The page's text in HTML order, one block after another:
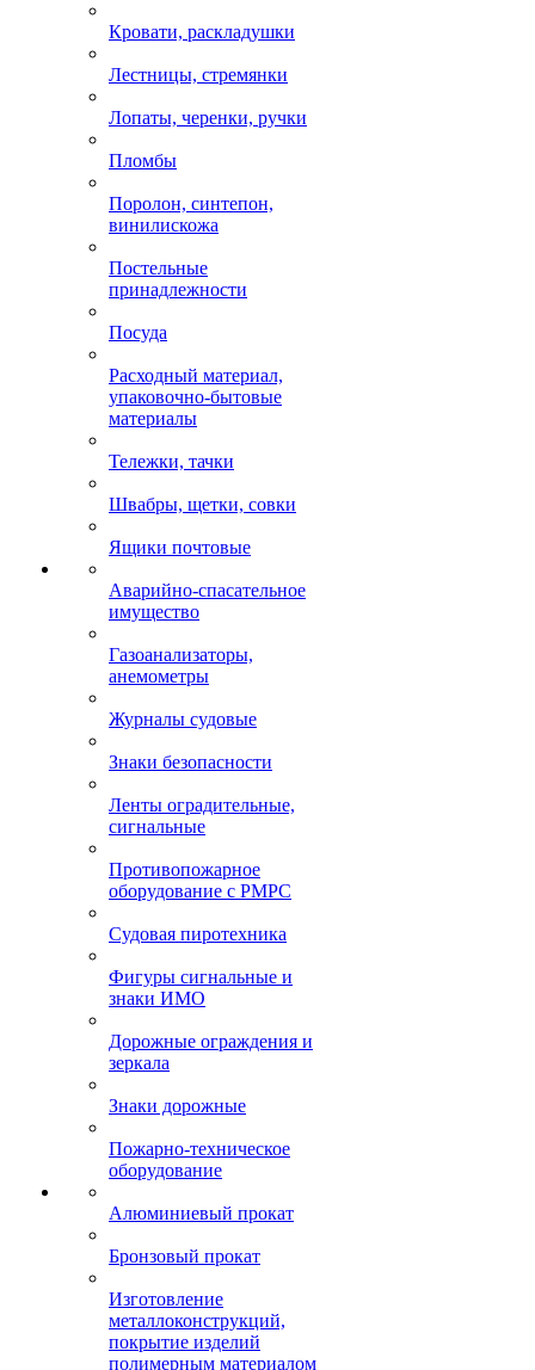
Кровати, раскладушки
Лестницы, стремянки
Лопаты, черенки, ручки
Пломбы
Поролон, синтепон,
винилискожа
Постельные
принадлежности
Посуда
Расходный материал,
упаковочно-бытовые
материалы
Тележки, тачки
Швабры, щетки, совки
Ящики почтовые
Аварийно-спасательное
имущество
Газоанализаторы,
анемометры
Журналы судовые
Знаки безопасности
Ленты оградительные,
сигнальные
Противопожарное
оборудование с РМРС
Судовая пиротехника
Фигуры сигнальные и
знаки ИМО
Дорожные ограждения и
зеркала
Знаки дорожные
Пожарно-техническое
оборудование
Алюминиевый прокат
Бронзовый прокат
Изготовление
металлоконструкций,
покрытие изделий
полимерным материалом